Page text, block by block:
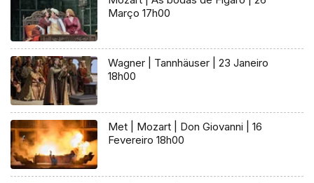
Março 17h00
Wagner | Tannhäuser | 23 Janeiro
18h00
Met | Mozart | Don Giovanni | 16
Fevereiro 18h00